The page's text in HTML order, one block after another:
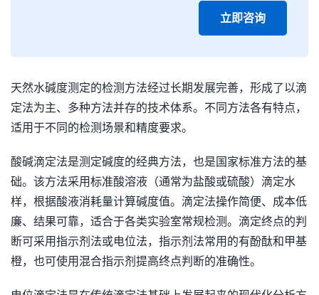
立即咨询
天然水碱度测定的检测方法经过长期发展完善，形成了以滴
定法为主、多种方法并存的技术体系。不同方法各有特点，
适用于不同的检测场景和精度要求。
酸碱滴定法是测定碱度的经典方法，也是国家标准方法的基
础。该方法采用标准酸溶液（通常为盐酸或硫酸）滴定水
样，根据酸液消耗量计算碱度值。滴定法操作简便、成本低
廉、结果可靠，适合于各类实验室常规检测。滴定终点的判
断可采用指示剂法或电位法，指示剂法常用的有酚酞和甲基
橙，也可使用混合指示剂提高终点判断的准确性。